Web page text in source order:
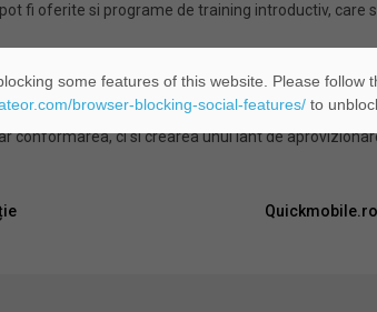
fi oferite si programe de training introductiv,
in domeniu reprezinta un pas strategic esential
stricte pentru companiile din sectorul
conformarea, ci si crearea unui lant de
some features of this website. Please follow
browser-blocking-social-features/to